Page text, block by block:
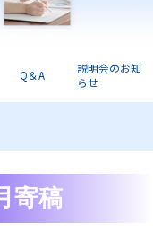
Q＆A
説明会のお知
らせ
寄稿